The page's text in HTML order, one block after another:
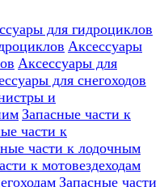
для гидроциклов
Аксессуары
Аксессуары для
для снегоходов
и
Запасные части к
части к
части к лодочным
к мотовездеходам
Запасные части